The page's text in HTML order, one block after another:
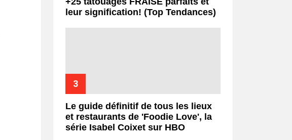
leur signification! (Top Tendances)
Le guide définitif de tous les lieux
et restaurants de 'Foodie Love', la
série Isabel Coixet sur HBO